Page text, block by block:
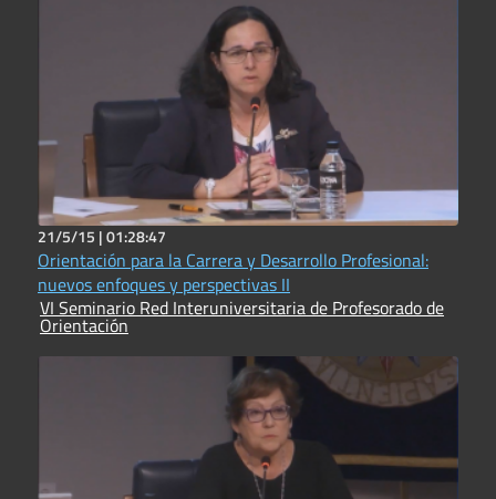
21/5/15 |01:28:47
Orientación para la Carrera y Desarrollo Profesional:
nuevos enfoques y perspectivas II
VI Seminario Red Interuniversitaria de Profesorado de
Orientación